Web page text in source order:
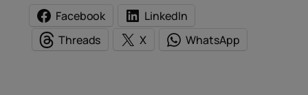
Facebook
LinkedIn
Threads
X WhatsApp